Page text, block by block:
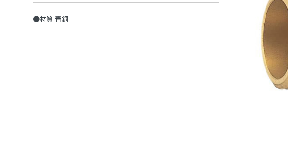
●材質 青銅